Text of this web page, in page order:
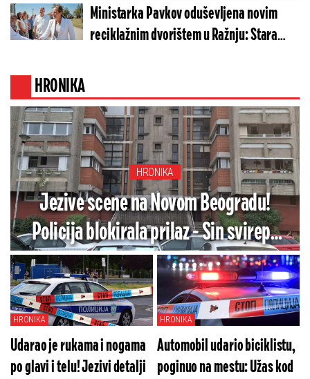
Ministarka Pavkov oduševljena novim
reciklažnim dvorištem u Ražnju: Stara
HRONIKA
HRONIKA
Jezive scene na Novom Beogradu!
Policija blokirala prilaz - Sin svirepo
ubio majku (FOTO/VIDEO)
HRONIKA
Udarao je rukama i nogama
po glavi i telu! Jezivi detalji
HRONIKA
Automobil udario biciklistu,
poginuo na mestu: Užas kod